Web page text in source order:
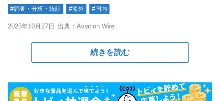
#調査・分析・統計 #海外 #国内
2025年10月27日 出典：Aviation Wire
続きを読む